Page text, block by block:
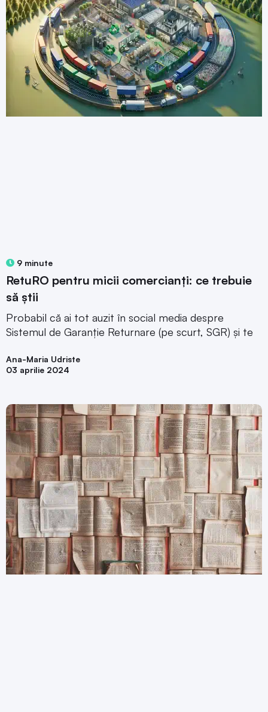
9 minute
RetuRO pentru micii comercianți: ce trebuie
să știi
Probabil că ai tot auzit în social media despre
Sistemul de Garanție Returnare (pe scurt, SGR) și te
Ana-Maria Udriste
03 aprilie 2024